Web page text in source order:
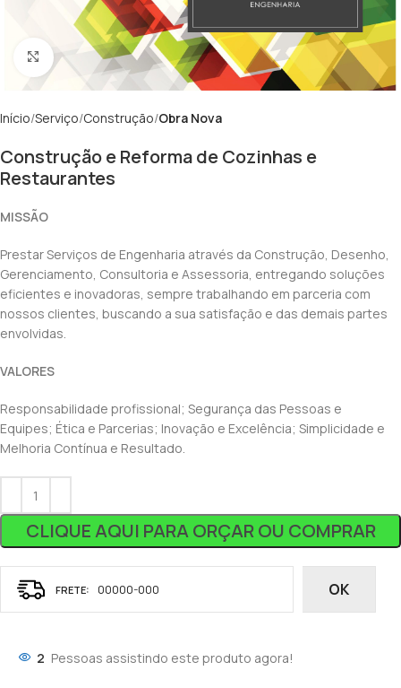
Clique para ampliar
Início Serviço Construção Obra Nova
Construção e Reforma de Cozinhas e
Restaurantes
MISSÃO
Prestar Serviços de Engenharia através da Construção, Desenho,
Gerenciamento, Consultoria e Assessoria, entregando soluções
eficientes e inovadoras, sempre trabalhando em parceria com
nossos clientes, buscando a sua satisfação e das demais partes
envolvidas.
VALORES
Responsabilidade profissional; Segurança das Pessoas e
Equipes; Ética e Parcerias; Inovação e Excelência; Simplicidade e
Melhoria Contínua e Resultado.
CLIQUE AQUI PARA ORÇAR OU COMPRAR
OK
2 Pessoas assistindo este produto agora!